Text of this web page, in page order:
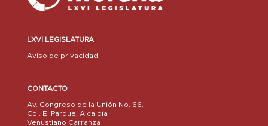
LXVI LEGISLATURA
Aviso de privacidad
CONTACTO
Av. Congreso de la Unión No. 66,
Col. El Parque, Alcaldía
Venustiano Carranza